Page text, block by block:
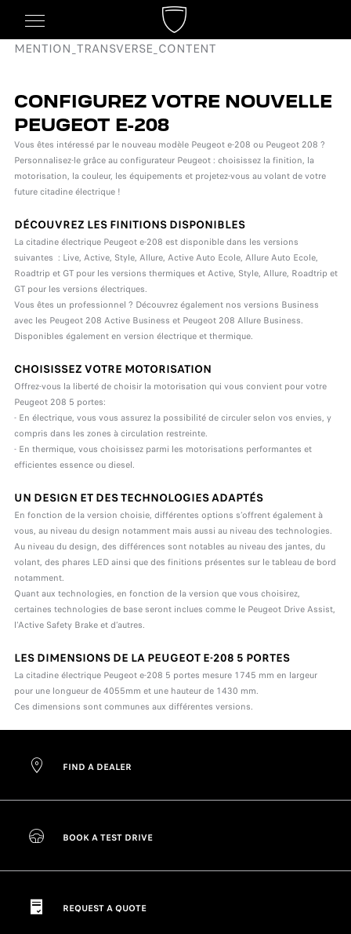
MENTION_TRANSVERSE_CONTENT
CONFIGUREZ VOTRE NOUVELLE
PEUGEOT E-208
Vous êtes intéressé par le nouveau modèle Peugeot e-208 ou Peugeot 208 ?
Personnalisez-le grâce au configurateur Peugeot : choisissez la finition, la
motorisation, la couleur, les équipements et projetez-vous au volant de votre
future citadine électrique !
DÉCOUVREZ LES FINITIONS DISPONIBLES
La citadine électrique Peugeot e-208 est disponible dans les versions
suivantes : Live, Active, Style, Allure, Active Auto Ecole, Allure Auto Ecole,
Roadtrip et GT pour les versions thermiques et Active, Style, Allure, Roadtrip et
GT pour les versions électriques.
Vous êtes un professionnel ? Découvrez également nos versions Business
avec les Peugeot 208 Active Business et Peugeot 208 Allure Business.
Disponibles également en version électrique et thermique.
CHOISISSEZ VOTRE MOTORISATION
Offrez-vous la liberté de choisir la motorisation qui vous convient pour votre
Peugeot 208 5 portes:
- En électrique, vous vous assurez la possibilité de circuler selon vos envies, y
compris dans les zones à circulation restreinte.
- En thermique, vous choisissez parmi les motorisations performantes et
efficientes essence ou diesel.
UN DESIGN ET DES TECHNOLOGIES ADAPTÉS
En fonction de la version choisie, différentes options s’offrent également à
vous, au niveau du design notamment mais aussi au niveau des technologies.
Au niveau du design, des différences sont notables au niveau des jantes, du
volant, des phares LED ainsi que des finitions présentes sur le tableau de bord
notamment.
Quant aux technologies, en fonction de la version que vous choisirez,
certaines technologies de base seront inclues comme le Peugeot Drive Assist,
l'Active Safety Brake et d’autres.
LES DIMENSIONS DE LA PEUGEOT E-208 5 PORTES
La citadine électrique Peugeot e-208 5 portes mesure 1745 mm en largeur
pour une longueur de 4055mm et une hauteur de 1430 mm.
Ces dimensions sont communes aux différentes versions.
FIND A DEALER
BOOK A TEST DRIVE
REQUEST A QUOTE